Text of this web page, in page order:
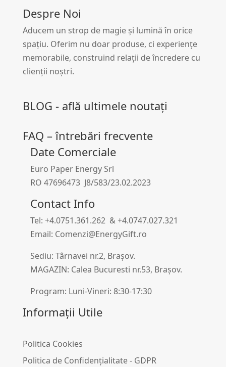
Despre Noi
Aducem un strop de magie și lumină în orice
spațiu. Oferim nu doar produse, ci experiențe
memorabile, construind relații de încredere cu
clienții noștri.
BLOG - află ultimele noutați
FAQ – întrebări frecvente
Date Comerciale
Euro Paper Energy Srl
RO 47696473 J8/583/23.02.2023
Contact Info
Tel: +4.0751.361.262 & +4.0747.027.321
Email: Comenzi@EnergyGift.ro
Sediu: Târnavei nr.2, Brașov.
MAGAZIN: Calea Bucuresti nr.53, Brașov.
Program: Luni-Vineri: 8:30-17:30
Informații Utile
Politica Cookies
Politica de Confidențialitate - GDPR